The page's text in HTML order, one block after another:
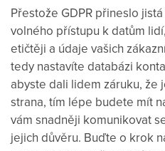
Přestože GDPR přineslo
volného přístupu k datům
etičtěji a údaje vašich
tedy nastavíte databázi
abyste dali lidem záruku, že
strana, tím lépe budete mít
vám snadněji komunikovat
jejich důvěru. Buďte o krok